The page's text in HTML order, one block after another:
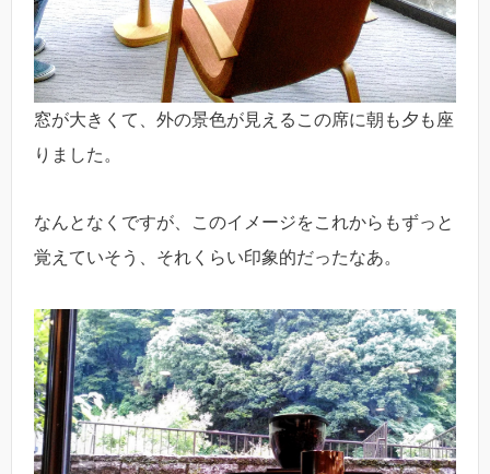
窓が大きくて、外の景色が見えるこの席に朝も夕も座
りました。
なんとなくですが、このイメージをこれからもずっと
覚えていそう、それくらい印象的だったなあ。